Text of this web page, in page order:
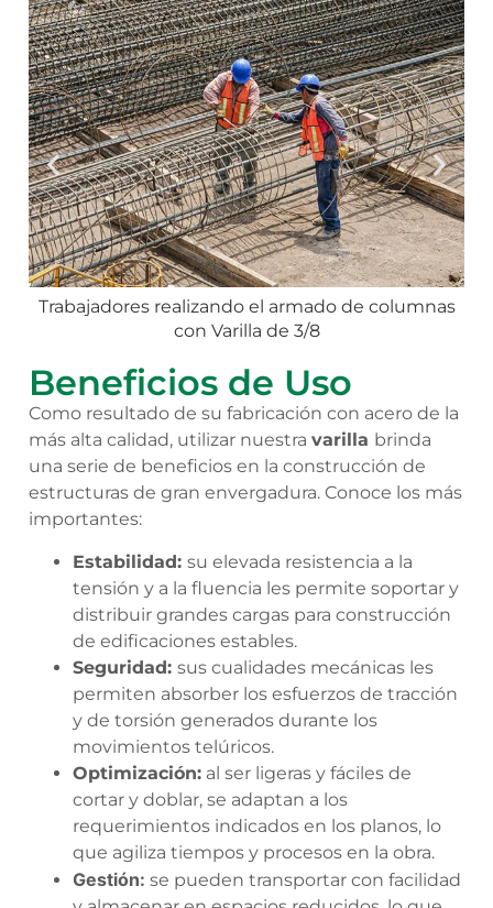
Trabajadores realizando el armado de columnas
con Varilla de 3/8
Beneficios de Uso
Como resultado de su fabricación con acero de la
más alta calidad, utilizar nuestra varilla brinda
una serie de beneficios en la construcción de
estructuras de gran envergadura. Conoce los más
importantes:
Estabilidad: su elevada resistencia a la
tensión y a la fluencia les permite soportar y
distribuir grandes cargas para construcción
de edificaciones estables.
Seguridad: sus cualidades mecánicas les
permiten absorber los esfuerzos de tracción
y de torsión generados durante los
movimientos telúricos.
Optimización: al ser ligeras y fáciles de
cortar y doblar, se adaptan a los
requerimientos indicados en los planos, lo
que agiliza tiempos y procesos en la obra.
Gestión: se pueden transportar con facilidad